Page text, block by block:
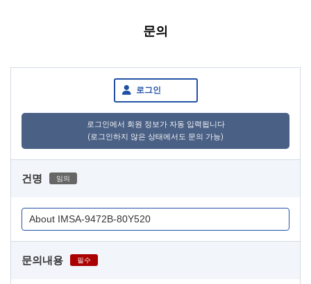
문의
로그인
로그인에서 회원 정보가 자동 입력됩니다
(로그인하지 않은 상태에서도 문의 가능)
건명 임의
문의내용 필수